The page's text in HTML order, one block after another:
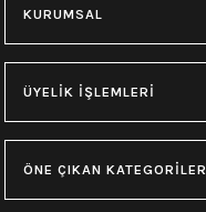
KURUMSAL
ÜYELİK İŞLEMLERİ
ÖNE ÇIKAN KATEGORİLER